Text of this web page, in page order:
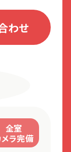
ム
発達ナビ
ワークス
キャリア
わせ
全室
ラ完備